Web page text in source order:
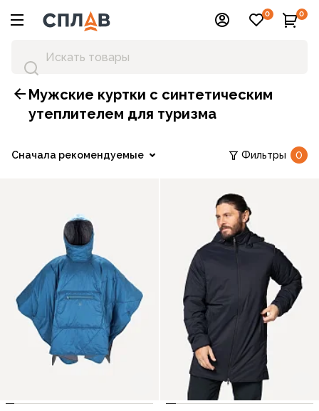
0 0
Мужские куртки с синтетическим
утеплителем для туризма
Сначала рекомендуемые Фильтры 0